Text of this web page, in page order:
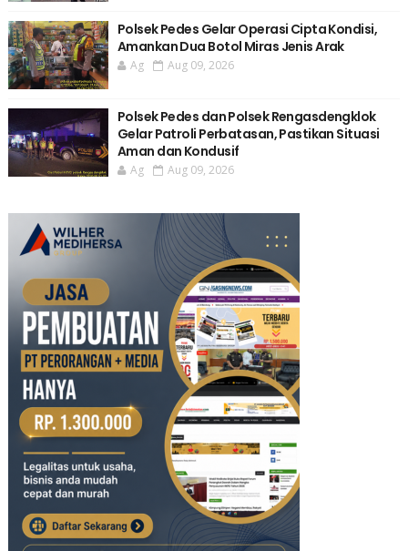
Polsek Pedes Gelar Operasi Cipta Kondisi,
Amankan Dua Botol Miras Jenis Arak
Ag Aug 09, 2026
Polsek Pedes dan Polsek Rengasdengklok
Gelar Patroli Perbatasan, Pastikan Situasi
Aman dan Kondusif
Ag Aug 09, 2026